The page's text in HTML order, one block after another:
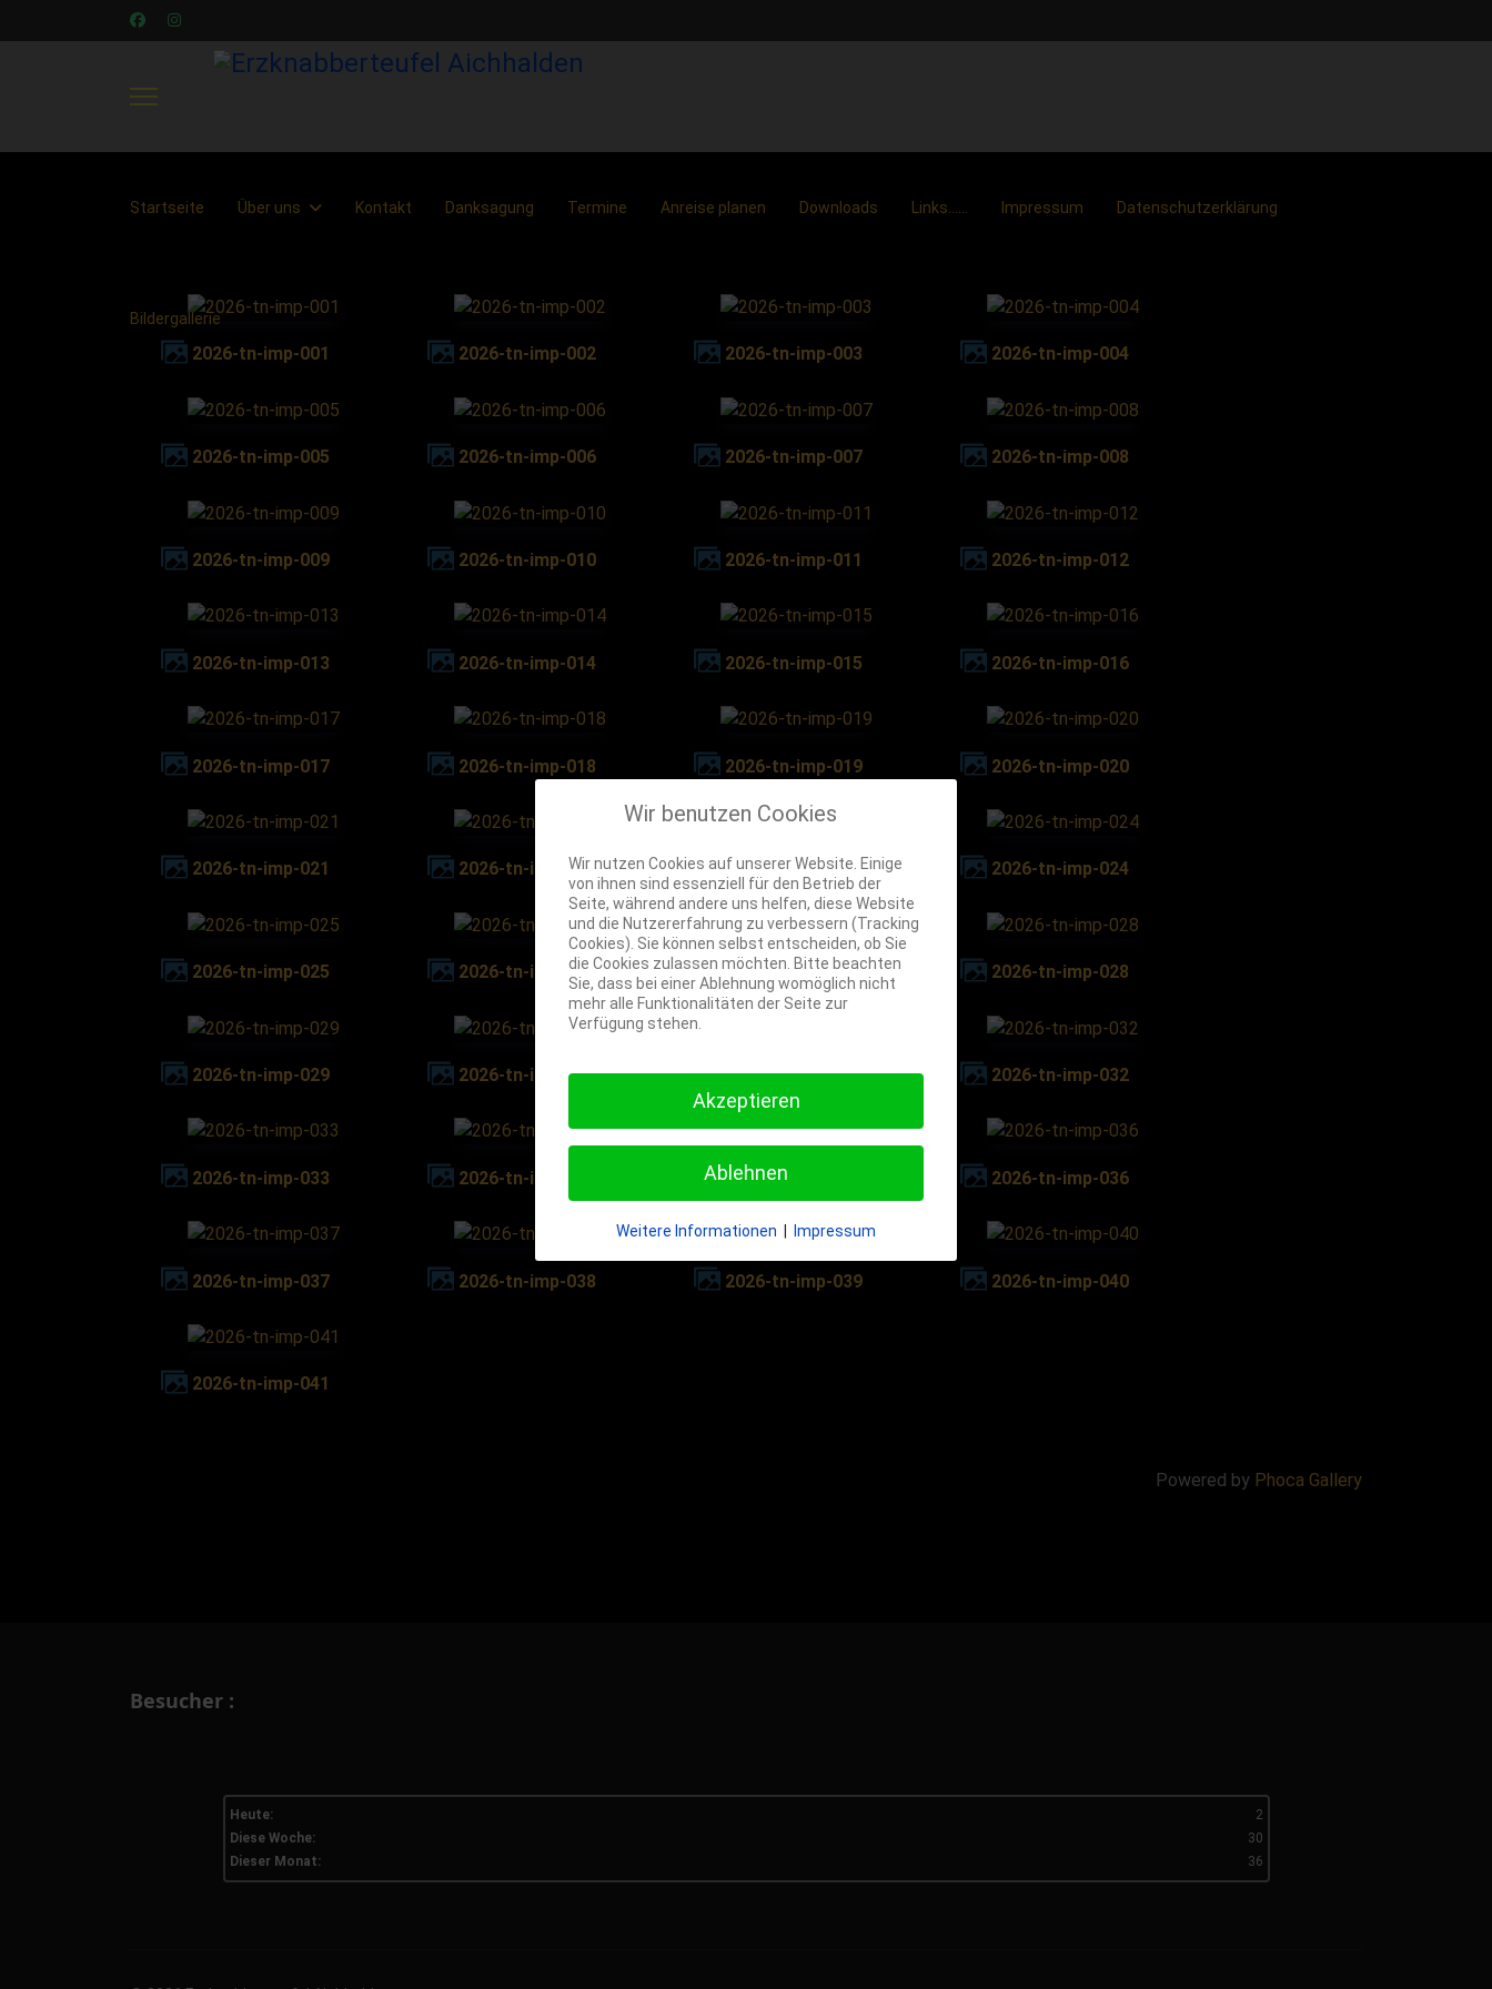
Startseite Über uns Kontakt Danksagung Termine Anreise planen Downloads Links...... Impressum Datenschutzerklärung
Bildergallerie
2026-tn-imp-001 2026-tn-imp-002 2026-tn-imp-003 2026-tn-imp-004
2026-tn-imp-005 2026-tn-imp-006 2026-tn-imp-007 2026-tn-imp-008
2026-tn-imp-009 2026-tn-imp-010 2026-tn-imp-011 2026-tn-imp-012
2026-tn-imp-013 2026-tn-imp-014 2026-tn-imp-015 2026-tn-imp-016
2026-tn-imp-017 2026-tn-imp-018 2026-tn-imp-019 2026-tn-imp-020
2026-tn-imp-021 2026-tn-imp-022 2026-tn-imp-023 2026-tn-imp-024
2026-tn-imp-025 2026-tn-imp-026 2026-tn-imp-027 2026-tn-imp-028
2026-tn-imp-029 2026-tn-imp-030 2026-tn-imp-031 2026-tn-imp-032
2026-tn-imp-033 2026-tn-imp-034 2026-tn-imp-035 2026-tn-imp-036
2026-tn-imp-037 2026-tn-imp-038 2026-tn-imp-039 2026-tn-imp-040
2026-tn-imp-041
Powered by Phoca Gallery
Besucher :
Heute:
2
Diese Woche:
30
Dieser Monat:
36
Wir benutzen Cookies
Wir nutzen Cookies auf unserer Website. Einige
von ihnen sind essenziell für den Betrieb der
Seite, während andere uns helfen, diese Website
und die Nutzererfahrung zu verbessern (Tracking
Cookies). Sie können selbst entscheiden, ob Sie
die Cookies zulassen möchten. Bitte beachten
Sie, dass bei einer Ablehnung womöglich nicht
mehr alle Funktionalitäten der Seite zur
Verfügung stehen.
Akzeptieren
Ablehnen
Weitere Informationen Impressum